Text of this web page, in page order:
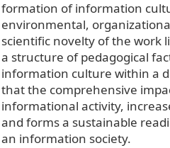
formation of information
environmental,
scientific novelty of the work
a structure of pedagogical
information culture within a
that the comprehensive
informational activity,
and forms a sustainable
an information society.